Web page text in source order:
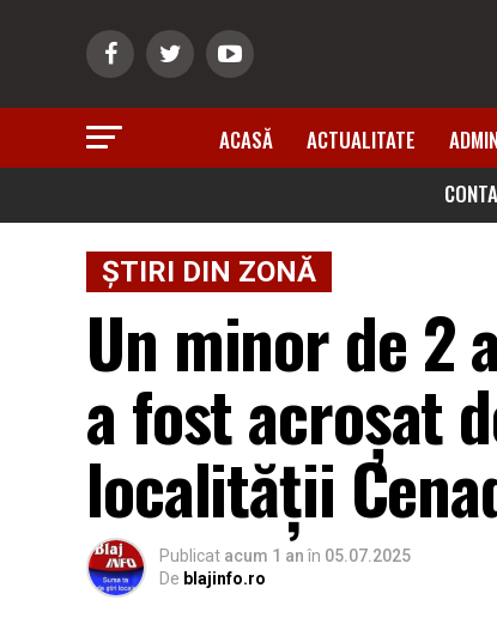
ACASĂ ACTUALITATE
ȘTIRI DIN ZONĂ
Un minor de 2
a fost acroșat
localității
Publicat acum 1 an în 05.07.2025
De blajinfo.ro